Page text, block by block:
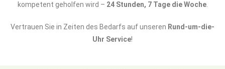
kompetent geholfen wird – 24 Stunden, 7 Tage die Woche.
Vertrauen Sie in Zeiten des Bedarfs auf unseren Rund-um-die-
Uhr Service!